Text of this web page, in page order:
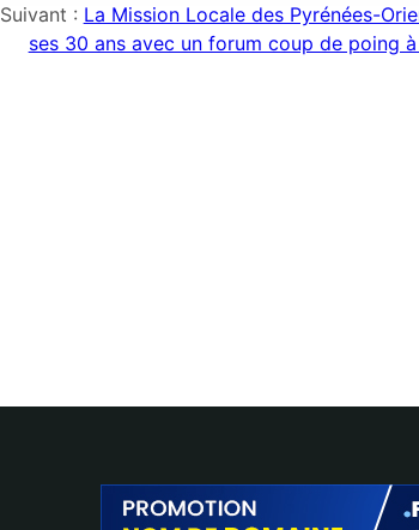
Suivant : La Mission Locale des Pyrénées-
ses 30 ans avec un forum coup de poing